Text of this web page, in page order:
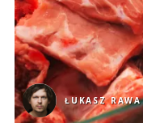
ŁUKASZ RAWA